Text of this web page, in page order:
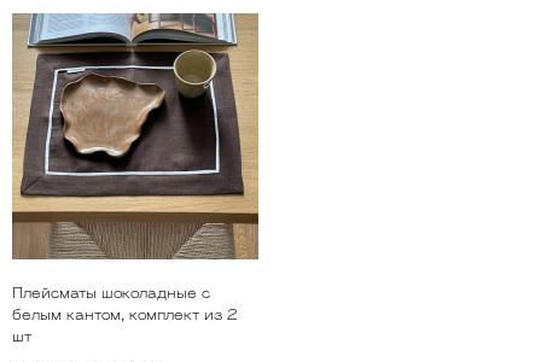
Плейсматы шоколадные с
белым кантом, комплект из 2
шт